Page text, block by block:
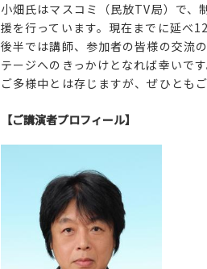
小畑氏はマスコミ（民放TV局）で、
援を行っています。現在までに延べ
後半では講師、参加者の皆様の交流
テージへのきっかけとなれば幸いで
ご多様中とは存じますが、ぜひとも
【ご講演者プロフィール】